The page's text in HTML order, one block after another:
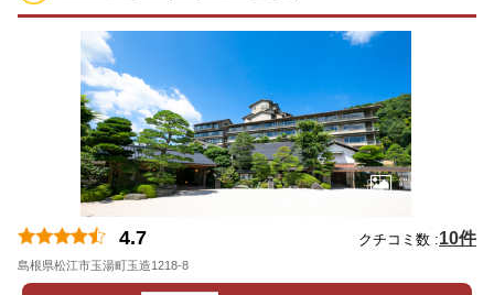
4.7 クチコミ数 :10件
島根県松江市玉湯町玉造1218-8